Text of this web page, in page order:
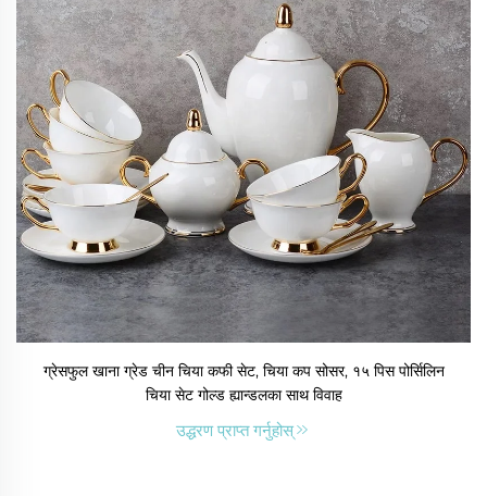
ग्रेसफुल खाना ग्रेड चीन चिया कफी सेट, चिया कप सोसर, १५ पिस पोर्सिलिन
चिया सेट गोल्ड ह्यान्डलका साथ विवाह
उद्धरण प्राप्त गर्नुहोस्